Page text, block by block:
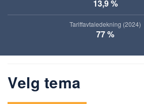
13,9 %
Tariffavtaledekning (2024)
77 %
Velg tema